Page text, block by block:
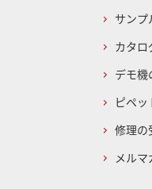
サンプ
カタロ
デモ機
ピペ
修理の
メル